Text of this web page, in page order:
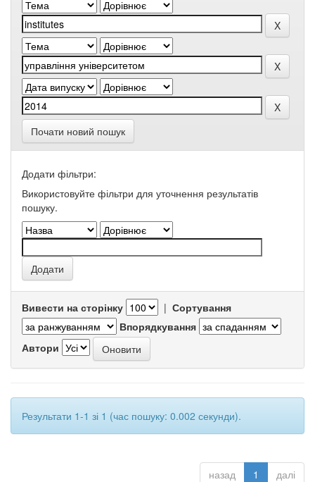
Почати новий пошук
Додати фільтри:
Використовуйте фільтри для уточнення результатів
пошуку.
Вивести на сторінку | Сортування
Впорядкування
Автори
Результати 1-1 зі 1 (час пошуку: 0.002 секунди).
назад 1 далі